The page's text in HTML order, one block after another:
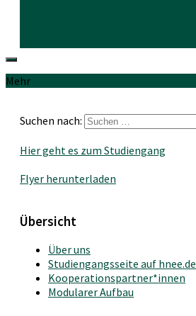
Mehr
Suchen nach:
Hier geht es zum Studiengang
Flyer herunterladen
Übersicht
Über uns
Studiengangsseite auf hnee.de
Kooperationspartner*innen
Modularer Aufbau